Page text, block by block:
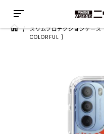
/スリムプロテクションケ
COLORFUL ］